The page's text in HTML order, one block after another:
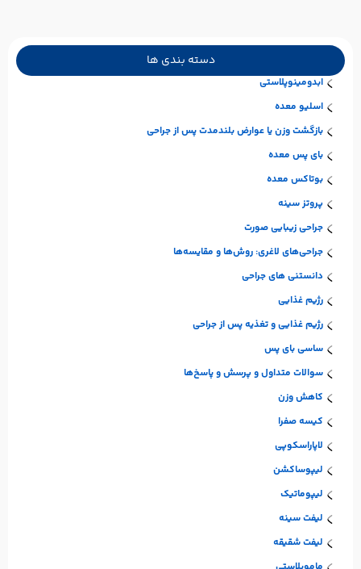
دسته بندی ها
ابدومینوپلاستی
اسلیو معده
بازگشت وزن یا عوارض بلندمدت پس از جراحی
بای پس معده
بوتاکس معده
پروتز سینه
جراحی زیبایی صورت
جراحی‌های لاغری: روش‌ها و مقایسه‌ها
دانستنی های جراحی
رژیم غذایی
رژیم غذایی و تغذیه پس از جراحی
ساسی بای پس
سوالات متداول و پرسش و پاسخ‌ها
کاهش وزن
کیسه صفرا
لاپاراسکوپی
لیپوساکشن
لیپوماتیک
لیفت سینه
لیفت شقیقه